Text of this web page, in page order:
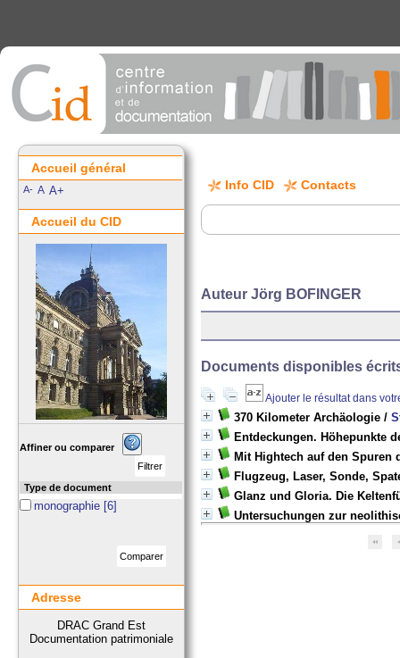
Info CID Contacts
Auteur Jörg BOFINGER
Documents disponibles
Ajouter le résultat dans
370 Kilometer Archäologie /
Entdeckungen. Höhepunkte
Mit Hightech auf den Spuren
Flugzeug, Laser, Sonde,
Glanz und Gloria. Die
Untersuchungen zur
Accueil général
A- A A+
Accueil du CID
Affiner ou comparer
Type de document
monographie [6]
Adresse
DRAC Grand Est
Documentation patrimoniale